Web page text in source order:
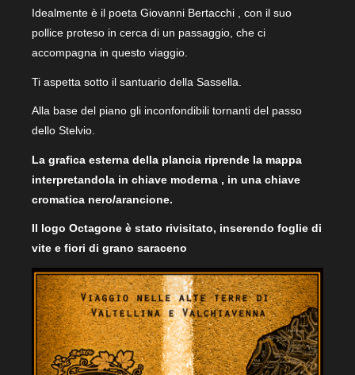
Idealmente è il poeta Giovanni Bertacchi , con il suo
pollice proteso in cerca di un passaggio, che ci
accompagna in questo viaggio.
Ti aspetta sotto il santuario della Sassella.
Alla base del piano gli inconfondibili tornanti del passo
dello Stelvio.
La grafica esterna della plancia riprende la mappa
interpretandola in chiave moderna , in una chiave
cromatica nero/arancione.
Il logo Octagone è stato rivisitato, inserendo foglie di
vite e fiori di grano saraceno